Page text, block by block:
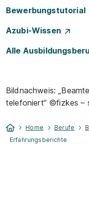
Azubi-Wissen
Alle
Bildnachweis:
telefoniert“ ©fizkes –
Home Berufe
Erfahrungsberichte